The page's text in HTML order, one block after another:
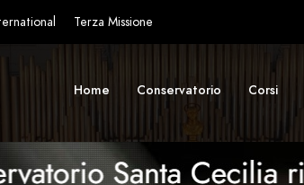
Terza Missione
Home Conservatorio Corsi